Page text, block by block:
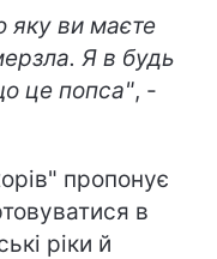
яку ви маєте
Я в будь
це попса", -
пропонує
в
ріки й